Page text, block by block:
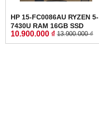
HP 15-FC0086AU RYZEN 5-
7430U RAM 16GB SSD
512GB MÀN HÌNH : 15.6
Inch FullHD IPS
10.900.000 ₫ 13.900.000 ₫